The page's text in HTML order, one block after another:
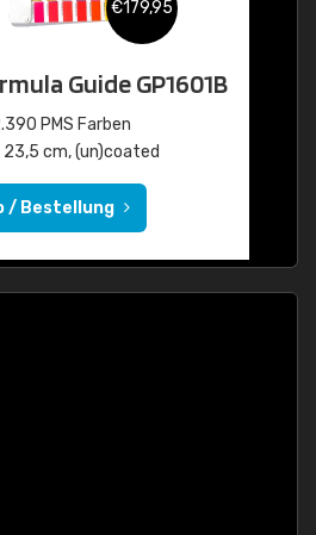
€179,95
Guide GP1601B
PMS Farben
23,5 cm, (un)coated
/ Bestellung